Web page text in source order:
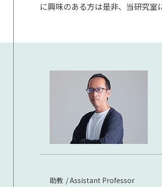
に興味のある方は是非、当研究室
助教 Assistant Professor